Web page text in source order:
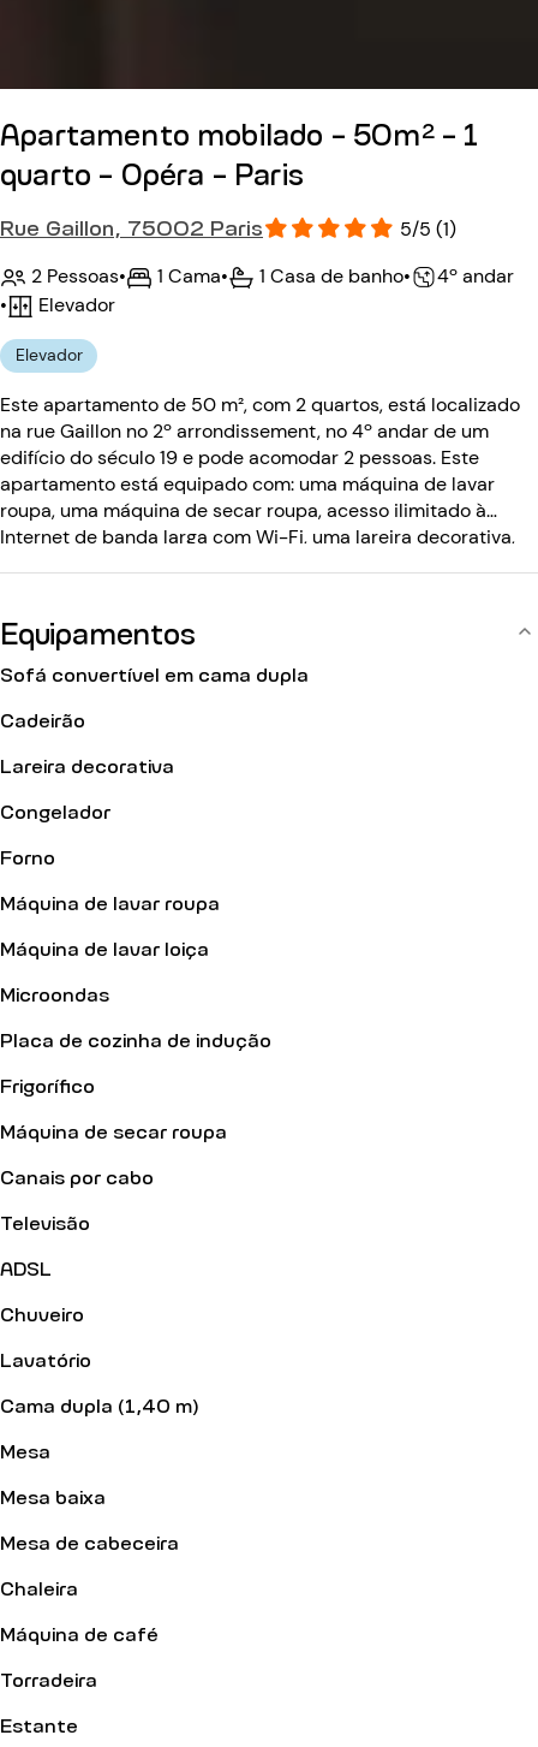
Apartamento mobilado - 50m² - 1
quarto - Opéra - Paris
Rue Gaillon, 75002 Paris
5/5 (1)
2 Pessoas• 1 Cama• 1 Casa de banho•
4º andar
•
Elevador
Elevador
Este apartamento de 50 m², com 2 quartos, está localizado
na rue Gaillon no 2º arrondissement, no 4º andar de um
edifício do século 19 e pode acomodar 2 pessoas. Este
apartamento está equipado com: uma máquina de lavar
roupa, uma máquina de secar roupa, acesso ilimitado à
Internet de banda larga com Wi-Fi, uma lareira decorativa,
Equipamentos
Sofá convertível em cama dupla
Cadeirão
Lareira decorativa
Congelador
Forno
Máquina de lavar roupa
Máquina de lavar loiça
Microondas
Placa de cozinha de indução
Frigorífico
Máquina de secar roupa
Canais por cabo
Televisão
ADSL
Chuveiro
Lavatório
Cama dupla (1,40 m)
Mesa
Mesa baixa
Mesa de cabeceira
Chaleira
Máquina de café
Torradeira
Estante